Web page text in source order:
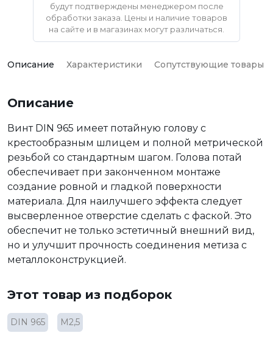
будут подтверждены менеджером после
обработки заказа. Цены и наличие товаров
на сайте и в магазинах могут различаться.
Описание Характеристики Сопутствующие товары
Описание
Винт DIN 965 имеет потайную голову с
крестообразным шлицем и полной метрической
резьбой со стандартным шагом. Голова потай
обеспечивает при законченном монтаже
создание ровной и гладкой поверхности
материала. Для наилучшего эффекта следует
высверленное отверстие сделать с фаской. Это
обеспечит не только эстетичный внешний вид,
но и улучшит прочность соединения метиза с
металлоконструкцией.
Этот товар из подборок
DIN 965 М2,5